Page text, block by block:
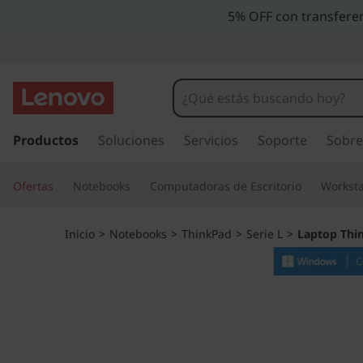
p
o
p
5% OFF con
r
c
Productos Soluciones Servicios Soporte
Ofertas Notebooks Computadoras de Escritorio
Inicio > Notebooks > ThinkPad > Serie L > Laptop